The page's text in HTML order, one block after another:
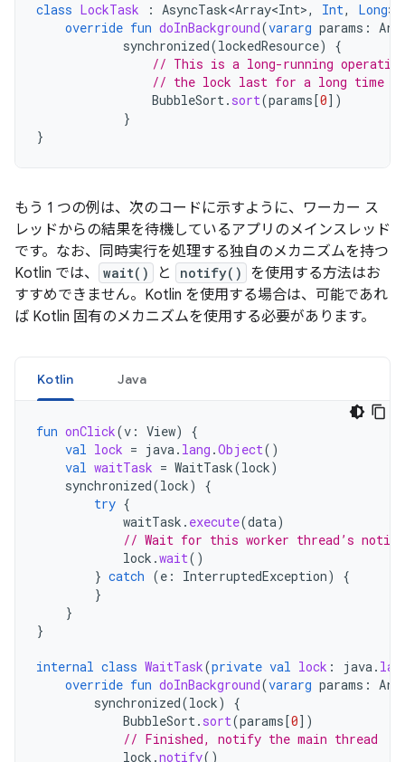
class LockTask : AsyncTask<Array<Int>, Int, Long>
override fun doInBackground(vararg params :
synchronized(lockedResource)
{
// This is a long-running
// the lock last for a long time
BubbleSort. sort(params [0] )
}
}
もう 1 つの例は、次のコードに示すように、ワーカー ス
レッドからの結果を待機しているアプリのメインスレッド
です。なお、同時実行を処理する独自のメカニズムを持つ
Kotlin では、
wait() と notify()
を使用する方法はお
すすめできません。Kotlin を使用する場合は、可能であれ
ば Kotlin 固有のメカニズムを使用する必要があります。
Kotlin Java
fun onClick(v : View)
{
val lock = java. lang .Object()
val waitTask = WaitTask(lock)
synchronized(lock)
{
try {
waitTask . execute(data)
// Wait for this worker thread’s
lock .wait()
} catch (e : InterruptedException)
{
}
}
}
internal class WaitTask(private val lock : java.
override fun doInBackground(vararg params :
synchronized(lock)
{
BubbleSort. sort(params [0] )
// Finished, notify the main thread
lock .notify()